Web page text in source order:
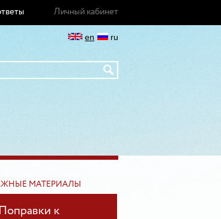
Личный кабинет
ru
en
МАТЕРИАЛЫ
Поправки к